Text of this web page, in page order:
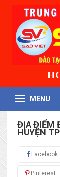
MENU
ĐỊA ĐIỂM
HUYỆN
Facebook
Pinterest